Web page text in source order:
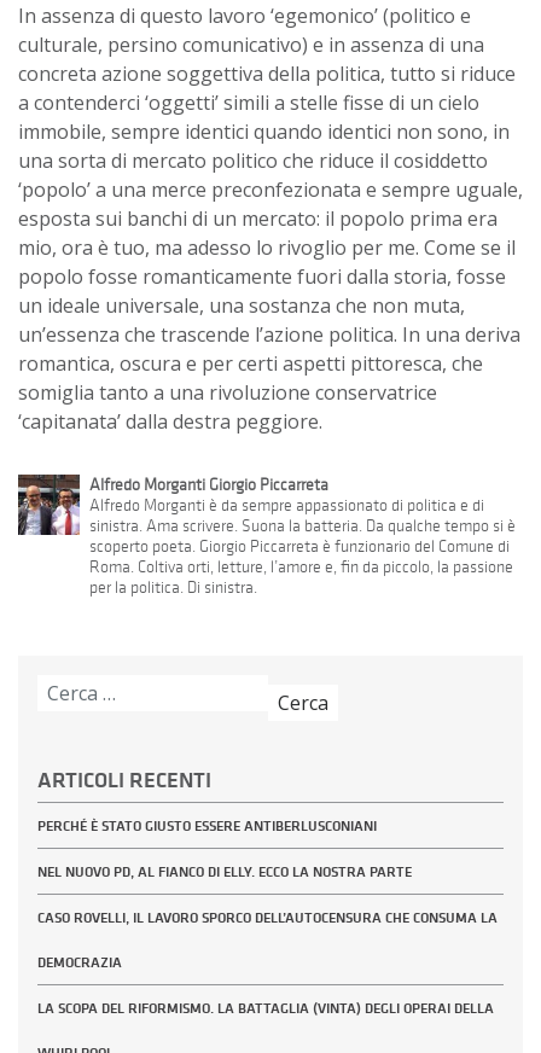
In assenza di questo lavoro ‘egemonico’ (politico e
culturale, persino comunicativo) e in assenza di una
concreta azione soggettiva della politica, tutto si riduce
a contenderci ‘oggetti’ simili a stelle fisse di un cielo
immobile, sempre identici quando identici non sono, in
una sorta di mercato politico che riduce il cosiddetto
‘popolo’ a una merce preconfezionata e sempre uguale,
esposta sui banchi di un mercato: il popolo prima era
mio, ora è tuo, ma adesso lo rivoglio per me. Come se il
popolo fosse romanticamente fuori dalla storia, fosse
un ideale universale, una sostanza che non muta,
un’essenza che trascende l’azione politica. In una deriva
romantica, oscura e per certi aspetti pittoresca, che
somiglia tanto a una rivoluzione conservatrice
‘capitanata’ dalla destra peggiore.
Alfredo Morganti Giorgio Piccarreta
Alfredo Morganti è da sempre appassionato di politica e di
sinistra. Ama scrivere. Suona la batteria. Da qualche tempo si è
scoperto poeta. Giorgio Piccarreta è funzionario del Comune di
Roma. Coltiva orti, letture, l’amore e, fin da piccolo, la passione
per la politica. Di sinistra.
Ricerca
ARTICOLI RECENTI
PERCHÉ È STATO GIUSTO ESSERE ANTIBERLUSCONIANI
NEL NUOVO PD, AL FIANCO DI ELLY. ECCO LA NOSTRA PARTE
CASO ROVELLI, IL LAVORO SPORCO DELL’AUTOCENSURA CHE CONSUMA LA
DEMOCRAZIA
LA SCOPA DEL RIFORMISMO. LA BATTAGLIA (VINTA) DEGLI OPERAI DELLA